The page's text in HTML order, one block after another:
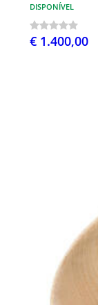
DISPONÍVEL
€ 1.400,00